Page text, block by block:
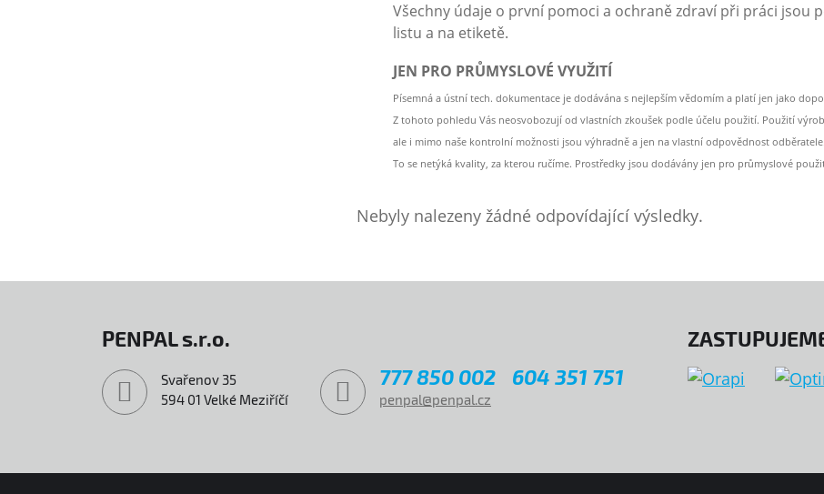
Všechny údaje o první pomoci a ochraně zdraví při práci jsou
listu a na etiketě.
JEN PRO PRŮMYSLOVÉ VYUŽITÍ
Písemná a ústní tech. dokumentace je dodávána s nejlepším vědomím a platí jen jako
Z tohoto pohledu Vás neosvobozují od vlastních zkoušek podle účelu použití. Použití
ale i mimo naše kontrolní možnosti jsou výhradně a jen na vlastní odpovědnost odběratele.
To se netýká kvality, za kterou ručíme. Prostředky jsou dodávány jen pro průmyslové
Nebyly nalezeny žádné odpovídající výsledky.
PENPAL s.r.o.
Svařenov 35
594 01 Velké Meziříčí
777 850 002 604 351 751
penpal@penpal.cz